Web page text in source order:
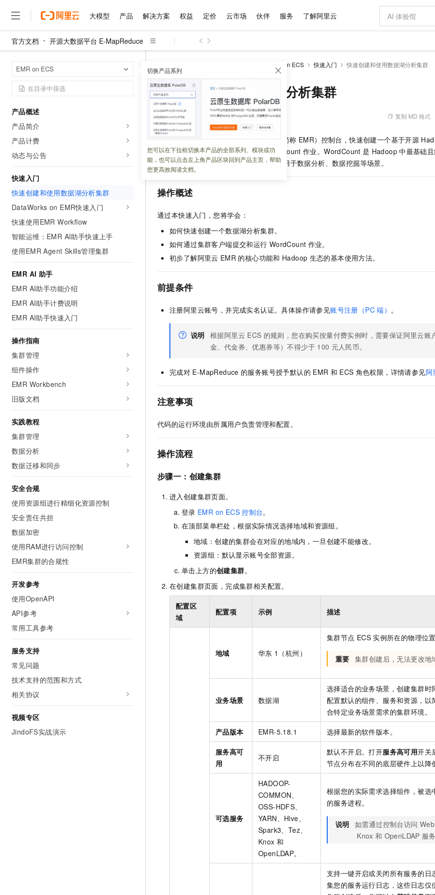
大模型 产品 解决方案 权益 定价 云市场 伙伴 服务 了解阿里云
官方文档 开源大数据平台 E-MapReduce
EMR on ECS 切换产品系列
您可以在下拉框切换本产品的全部系列、模块或功
能，也可以点击左上角产品区块回到产品主页，帮助
您更高效阅读文档。
产品概述
产品简介
产品计费
动态与公告
快速入门
快速创建和使用数据湖分析集群
DataWorks on EMR快速入门
快速使用EMR Workflow
智能运维：EMR AI助手快速上手
使用EMR Agent Skills管理集群
EMR AI 助手
EMR AI助手功能介绍
EMR AI助手计费说明
EMR AI助手快速入门
操作指南
集群管理
组件操作
EMR Workbench
旧版文档
实践教程
集群管理
数据分析
数据迁移和同步
安全合规
使用资源组进行精细化资源控制
安全责任共担
数据加密
使用RAM进行访问控制
EMR集群的合规性
开发参考
使用OpenAPI
API参考
常用工具参考
服务支持
常见问题
技术支持的范围和方式
相关协议
视频专区
JindoFS实战演示
EMR on ECS 快速入门 快速创建和使用数据湖分析集群
快速创建和使用数据湖分析集群
更新时间： 2026-05-19 12:02:45 复制 MD 格式
E-MapReduce（简称 EMR）控制台，快速创建一个基于开源
群，并通过集群客户端提交经典的 WordCount 作业。WordCount 是 Hadoop 中最基础
用于统计海量文本中的单词数量，广泛应用于数据分析、数据挖掘等场景。
操作概述
通过本快速入门，您将学会：
如何快速创建一个数据湖分析集群。
如何通过集群客户端提交和运行 WordCount 作业。
初步了解阿里云 EMR 的核心功能和 Hadoop 生态的基本使用方法。
前提条件
注册阿里云账号，并完成实名认证。具体操作请参见账号注册（PC 端） 。
说明 根据阿里云 ECS 的规则，您在购买按量付费实例时，需要保证阿里云账
金、代金券、优惠券等）不得少于 100 元人民币。
完成对 E-MapReduce 的服务账号授予默认的 EMR 和 ECS 角色权限，详情请参见阿
注意事项
代码的运行环境由所属用户负责管理和配置。
操作流程
步骤一：创建集群
进入创建集群页面。
登录 EMR on ECS 控制台。
在顶部菜单栏处，根据实际情况选择地域和资源组。
地域：创建的集群会在对应的地域内，一旦创建不能修改。
资源组：默认显示账号全部资源。
单击上方的创建集群。
在创建集群页面，完成集群相关配置。
配置区
域
配置项 示例 描述
地域 华东 1（杭州）
集群节点 ECS 实例所在的物理位置
重要 集群创建后，无法更改地
业务场景 数据湖
选择适合的业务场景，创建集群时
配置默认的组件、服务和资源，以
合特定业务场景需求的集群环境。
产品版本 EMR-5.18.1 选择最新的软件版本。
服务高可
用
不开启
默认不开启。打开服务高可用开关
节点分布在不同的底层硬件上以降
可选服务
HADOOP-
COMMON、
OSS-HDFS、
YARN、Hive、
Spark3、Tez、
Knox 和
OpenLDAP。
根据您的实际需求选择组件，被选
的服务进程。
说明 如需通过控制台访问
Knox 和 OpenLDAP 服务
支持一键开启或关闭所有服务的日
集您的服务运行日志，这些日志仅
大模型
大模型
大模型
文本生成
Qwen3.8-Max HOT
智能体时代全能旗舰模型
能看、能想、能动手的多模态智能体模型
Qwen3-VL-Plus
Kimi-K3 NEW
Kimi 最新旗舰模型，长程编程与推理利器
大模型服务
千问AI平台-Token Plan
千问AI平台-模型体验
在线体验全尺寸、多种模态的模型效果
Happy 系列大模型
新一代 AI 视频生成模型，深度适配广告营销等场景
AI 应用构建
大模型服务平台百炼-智能体
人工智能平台 PAI 秒悟
依托云原生高可用架构,实现Dify私有化部署
产品
精选产品
人工智能与机器学习
存储
网络与CDN
安全
中间件
数据库
大数据计算
媒体服务
终端用户计算
Serverless
迁移与运维管理
专有云
精选产品
大模型服务平台百炼
大模型服务与应用平台
千问大模型
多元化、高性能、安全可靠的大模型服务
无影云电脑
随时随地安全接入的云上超级电脑
云解析DNS
云原生大数据计算服务 MaxCompute
域名与网站
提供智能易用的域名与建站服务
对象存储 OSS
人工智能平台 PAI 大模型
一站式AI开发、训练和推理服务
Qoder CN
Qoder
面向真实软件
解决方案
精选解决方案
AI
现代化应用
安全
网络
可观测
企业出海
政企业务
精选解决方案
千问办公，解锁你的工作新方式
企业级Agent产品，直接交付可用成果
Agency Agents：拥有专属领域专家
多领域专家智能体,一键组建 AI 虚拟交付团队
HappyHorse 打造一站式影视创作平台
快速拥有专属 OpenClaw
睿译宝，AI翻译排版一步到位
上传文档即自动完成翻译和格式还原
GLM-5.2：长任务时代开源旗舰模型
Hermes Agent，打造自进化智能体
自主进化，持久记忆，越用越聪明
Claude Code + GStack 打造工程团队
轻松解锁专属
5 分钟轻松部
权益 普惠上云
普惠上云 官方力荐
云服务器38元/年起，超值低价云产品抢先购
官方推荐返现计划
推荐新用户得奖励，单订单最高返9万
云工开物
高校专属算力普惠，学生认证享300元代金券
免费试用
解决方案免费试用 新老同享
AI 产品 免费试用
1亿+ 大模型 tokens 和 30+ 款产品免费体验
140+云产品 免费试用
大模型ACA认证体验
AI 特惠
智启 AI 普惠权益
至高享 1亿+免费 tokens，加速 Al 应用落地
阿里云 OPC 创新助力计划
至高百万元 Token 补贴，加速一人公司成长
Token Plan 模型订阅计划 NEW
Qwen3.8-Max 首发尝鲜，限时加量 10 倍，夜间低至2折
千问办公，限时限量积分加倍 NEW
夜间 5 折，Qwen/Meoo/TokenPlan 客户专享
AI 场景体
从图文生成到
AI 广告创作
图文、视频一
定价 产品定价
了解云产品的定价详情
云上成本管理
管理和优化成本
价格计算器
自助选配和估算价格
价格优势
推动算力普惠，释放技术红利
配置报价
云市场 精选商城
网站建设
多端小程序
Salesforce 国际版订阅
友盟天域
观测云
Tuya 物联网平台阿里云版
电子合同
畅捷通
Tableau 订阅
AI空中课堂在线直播课堂（旗舰版）
开发者生态解决方案
AI 开发和 AI 应用解决方案
数据与 API
数据集
手机三要素
身份实名认证
短信
OCR 文字识别
发票查验
天气预报查询
ERP
CRM
400电话
广告营销
基础软件
JAVA
模板小程序
APP 开发
伙伴 成为销售伙伴
分销伙伴
咨询伙伴
销售伙伴合作计划
Salesforce On Alibaba Cloud
Consulting Partner 合作计划
成为产品伙伴
产品生态集成认证中心
产品生态伙伴
产品生态伙伴工作台
产品伙伴
云网络合作
服务 售前咨询
在线服务
售后服务
自助服务
工单服务
短信专区
企业增值服务
企业支持计划
专家技术服务
企业增值服务台
企业成长
服务实践
阿里云认证
信息公告
官网公告
了解阿里云 为什么选择阿里云
什么是云计算
技术领先
稳定可靠
安全合规
分析师报告
研究报告与白皮书
天池大赛
AI 算法大赛
云开发大赛
入门学习赛
最佳实践
云上春晚
云上奥运之旅
云栖战略参考
云上的中国
看见新力量
金融模力时刻
客户案例
市场活动
魔搭